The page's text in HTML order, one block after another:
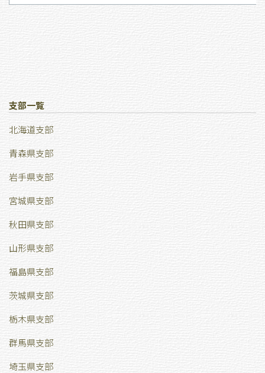
支部一覧
北海道支部
青森県支部
岩手県支部
宮城県支部
秋田県支部
山形県支部
福島県支部
茨城県支部
栃木県支部
群馬県支部
埼玉県支部